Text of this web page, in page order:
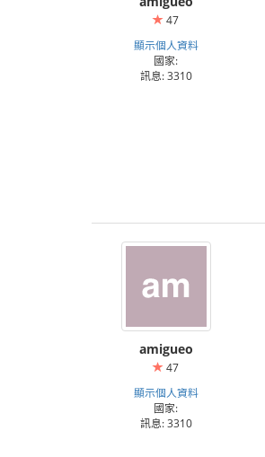
47
顯示個人資料
國家:
訊息: 3310
amigueo
47
顯示個人資料
國家:
訊息: 3310